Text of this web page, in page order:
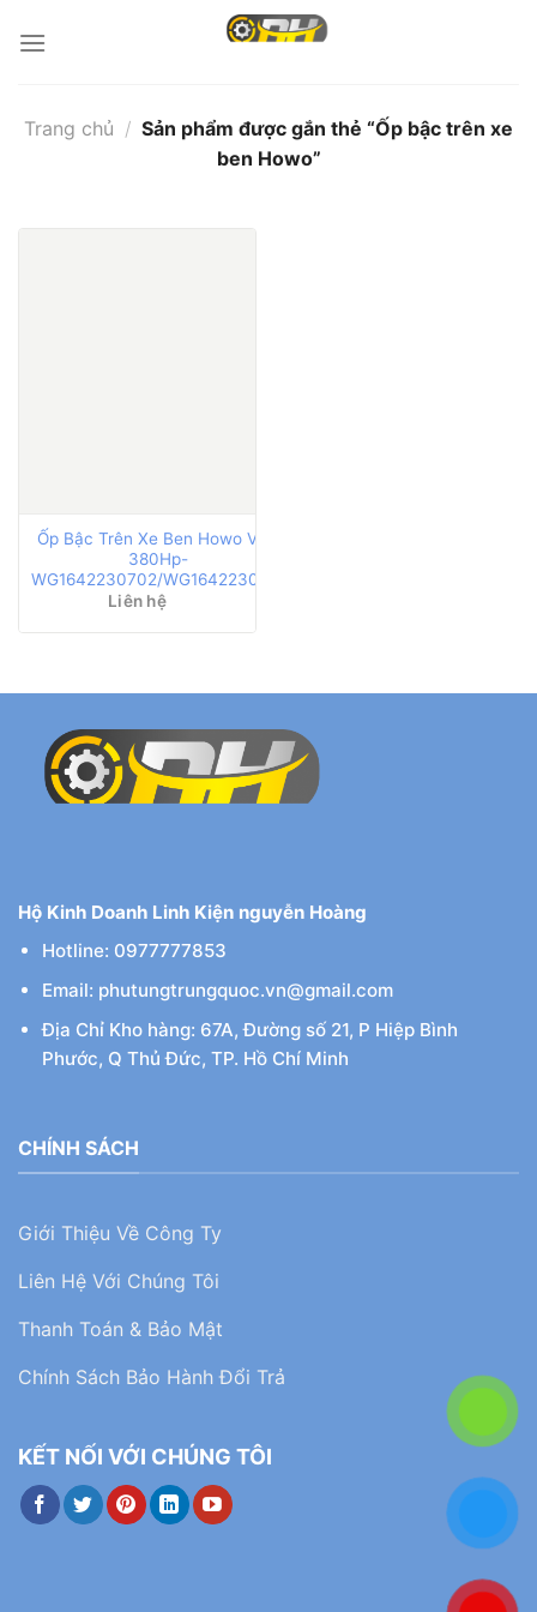
qua
Trang chủ / Sản phẩm được gắn thẻ “Ốp bậc trên xe
ben Howo”
Ốp Bậc Trên Xe Ben Howo V7G
380Hp-
WG1642230702/WG1642230701
Liên hệ
Hộ Kinh Doanh Linh Kiện nguyễn Hoàng
Hotline: 0977777853
Email: phutungtrungquoc.vn@gmail.com
Địa Chỉ Kho hàng: 67A, Đường số 21, P Hiệp Bình
Phước, Q Thủ Đức, TP. Hồ Chí Minh
CHÍNH SÁCH
Giới Thiệu Về Công Ty
Liên Hệ Với Chúng Tôi
Thanh Toán & Bảo Mật
Chính Sách Bảo Hành Đổi Trả
KẾT NỐI VỚI CHÚNG TÔI